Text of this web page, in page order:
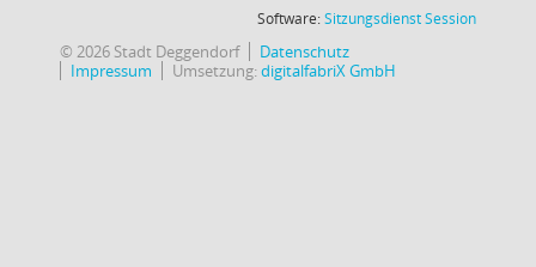
Software:SitzungsdienstSession(Wird in
© 2026 Stadt Deggendorf
Datenschutz
Impressum
Umsetzung:digitalfabriX GmbH